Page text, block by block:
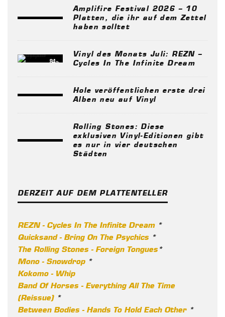
Amplifire Festival 2026 – 10
Platten, die ihr auf dem Zettel
haben solltet
84%
Vinyl des Monats Juli: REZN –
Cycles In The Infinite Dream
Hole veröffentlichen erste drei
Alben neu auf Vinyl
Rolling Stones: Diese
exklusiven Vinyl-Editionen gibt
es nur in vier deutschen
Städten
DERZEIT AUF DEM PLATTENTELLER
REZN - Cycles In The Infinite Dream*
Quicksand - Bring On The Psychics*
The Rolling Stones - Foreign Tongues*
Mono - Snowdrop*
Kokomo - Whip
Band Of Horses - Everything All The Time
(Reissue)*
Between Bodies - Hands To Hold Each Other*